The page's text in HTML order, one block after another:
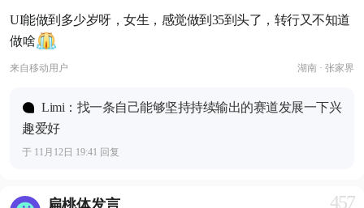
UI能做到多少岁呀，女生，感觉做到35到头了，转行又不知道
做啥
来自移动用户 湖南 · 张家界
Limi：找一条自己能够坚持持续输出的赛道发展一下兴
趣爱好
于 11月12日 19:41 回复
457